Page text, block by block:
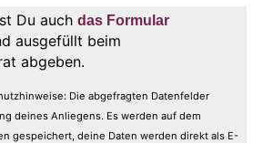
Du auch das Formular
ausgefüllt beim
abgeben.
Die abgefragten Datenfelder
deines Anliegens. Es werden auf dem
gespeichert, deine Daten werden direkt als E-